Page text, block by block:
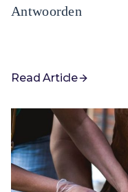
Antwoorden
Read Article